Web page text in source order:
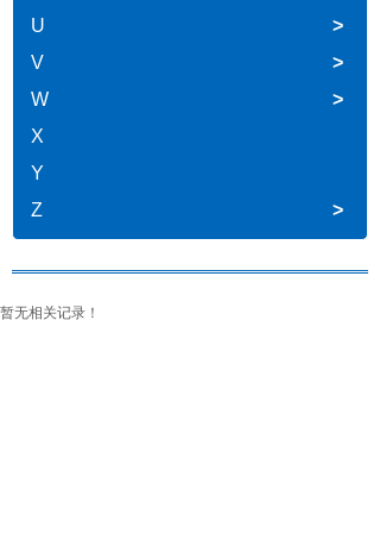
U
>
V
>
W
>
X
Y
Z
>
暂无相关记录！